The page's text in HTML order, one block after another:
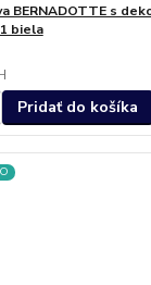
BERNADOTTE s
biela
Pridať do košíka